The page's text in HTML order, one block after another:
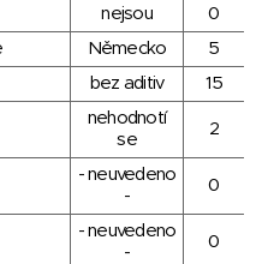
nejsou
0
Německo
5
bez aditiv 15
nehodnotí
se
2
- neuvedeno
-
0
- neuvedeno
-
0